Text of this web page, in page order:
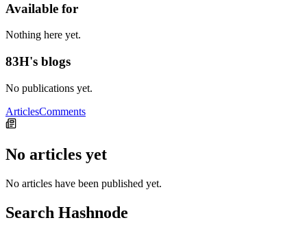
Available for
Nothing here yet.
83H's blogs
No publications yet.
ArticlesComments
No articles yet
No articles have been published yet.
Search Hashnode